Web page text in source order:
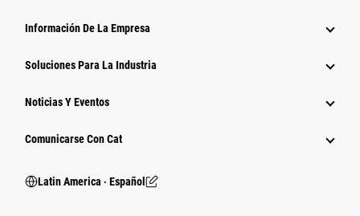
Información De La Empresa
Soluciones Para La Industria
Noticias Y Eventos
Comunicarse Con Cat
Latin America ‧ Español